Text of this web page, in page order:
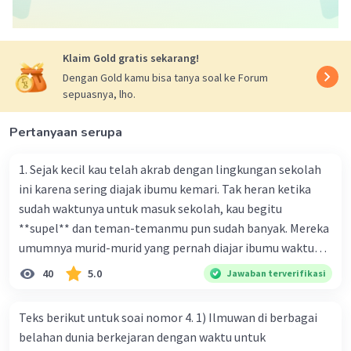
Klaim Gold gratis sekarang!
Dengan Gold kamu bisa tanya soal ke Forum
sepuasnya, lho.
Pertanyaan serupa
1. Sejak kecil kau telah akrab dengan lingkungan sekolah
ini karena sering diajak ibumu kemari. Tak heran ketika
sudah waktunya untuk masuk sekolah, kau begitu
**supel** dan teman-temanmu pun sudah banyak. Mereka
umumnya murid-murid yang pernah diajar ibumu waktu
kelas satu. Sedangkan aku? Aku waktu itu baru saja pindah
ke kota kecil ini. Makna kata bercetak tebal dalam kutipan
baik
40 5.0 Jawaban terverifikasi
Teks berikut untuk soai nomor 4. 1) Ilmuwan di berbagai
belahan dunia berkejaran dengan waktu untuk